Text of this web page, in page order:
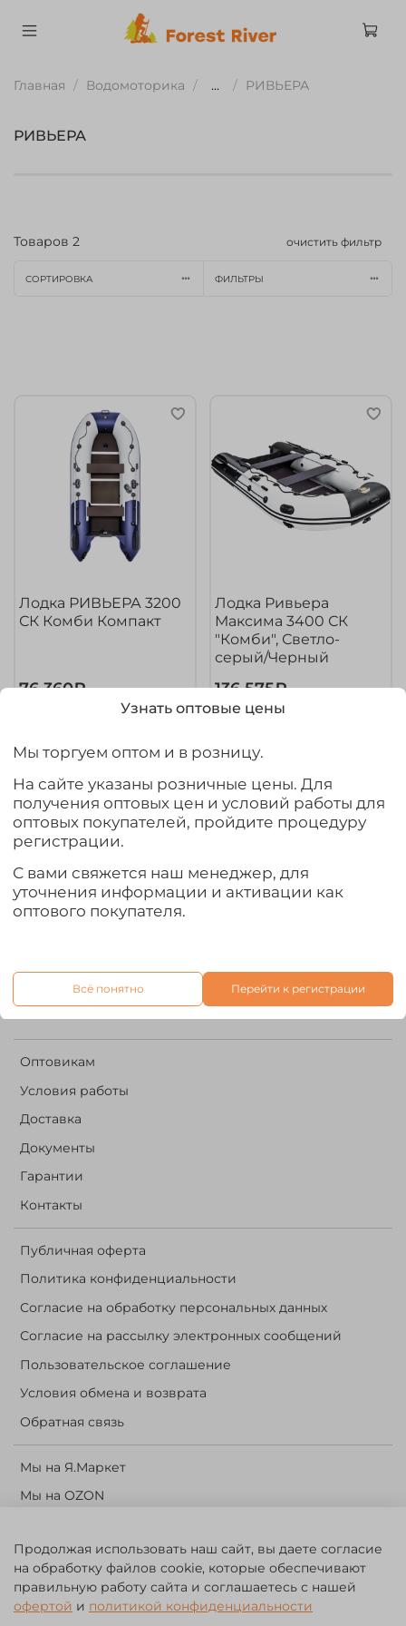
Главная Водомоторика ... РИВЬЕРА
РИВЬЕРА
Товаров 2 очистить фильтр
СОРТИРОВКА ФИЛЬТРЫ
Лодка РИВЬЕРА 3200
СК Комби Компакт
76 360₽
Лодка Ривьера
Максима 3400 СК
"Комби", Светло-
серый/Черный
136 575₽
Оптовикам
Условия работы
Доставка
Документы
Гарантии
Контакты
Публичная оферта
Политика конфиденциальности
Согласие на обработку персональных данных
Согласие на рассылку электронных сообщений
Пользовательское соглашение
Условия обмена и возврата
Обратная связь
Мы на Я.Маркет
Мы на OZON
Корзина
Контакты
+7 960 500 02 08
it.forestriver@gmail.com
©️ 2014 - 2024 Forest River. Рыболовный интернет-магазин.
Продолжая использовать наш сайт, вы даете согласие
на обработку файлов cookie, которые обеспечивают
правильную работу сайта и соглашаетесь с нашей
офертой и политикой конфиденциальности
Узнать оптовые цены
Мы торгуем оптом и в розницу.
На сайте указаны розничные цены. Для
получения оптовых цен и условий работы для
оптовых покупателей, пройдите процедуру
регистрации.
С вами свяжется наш менеджер, для
уточнения информации и активации как
оптового покупателя.
Всё понятно Перейти к регистрации